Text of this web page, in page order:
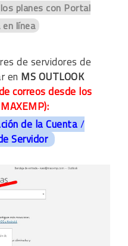
planes con Portal
línea
de servidores de
en MS OUTLOOK
correos desde los
de la Cuenta/
Servidor